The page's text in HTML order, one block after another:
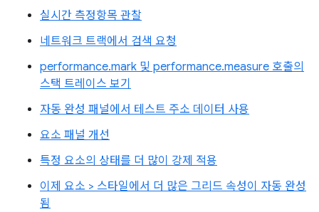
실시간 측정항목 관찰
네트워크 트랙에서 검색 요청
performance.mark 및 performance.measure 호출의
스택 트레이스 보기
자동 완성 패널에서 테스트 주소 데이터 사용
요소 패널 개선
특정 요소의 상태를 더 많이 강제 적용
이제 요소 > 스타일에서 더 많은 그리드 속성이 자동 완성
됨